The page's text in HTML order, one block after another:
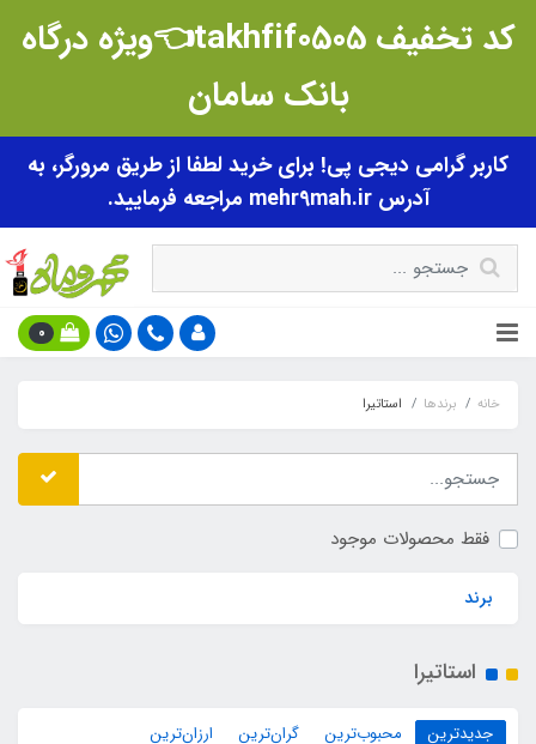
کد تخفیف takhfif0505👈ویژه درگاه
بانک سامان
کاربر گرامی دیجی پی! برای خرید لطفا از طریق مرورگر، به
آدرس mehr9mah.ir مراجعه فرمایید.
0
خانه برندها استاتیرا
فقط محصولات موجود
برند
استاتیرا
جدیدترین محبوب‌ترین گران‌ترین ارزان‌ترین